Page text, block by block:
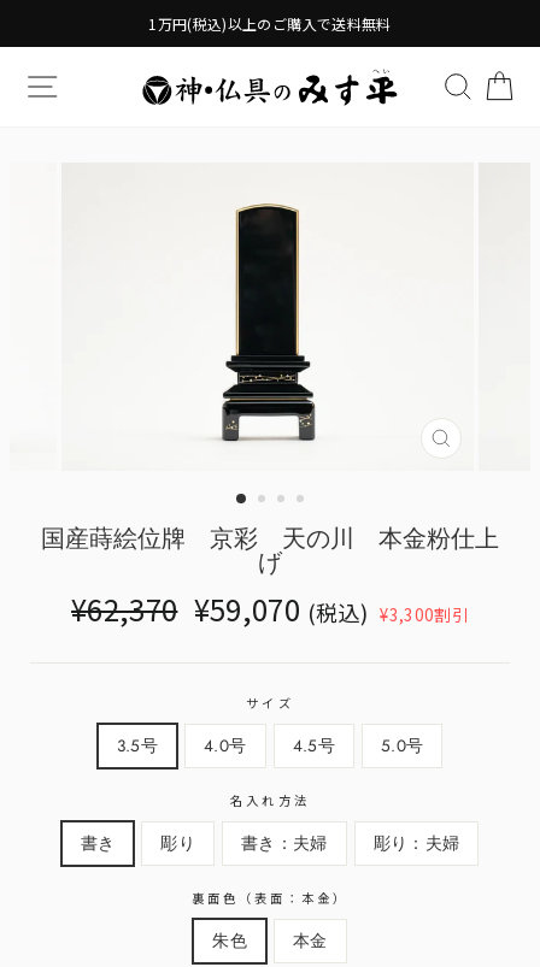
1万円(税込)以上のご購入で送料無料
TRANSLATION MISSING: 検索す
国産蒔絵位牌 京彩 天の川 本金粉仕上
げ
Translation
missing:
¥62,370
Translation
missing:
¥59,070 (税込) ¥3,300割引
サイズ
3.5号 4.0号 4.5号 5.0号
名入れ方法
書き 彫り 書き：夫婦 彫り：夫婦
裏面色（表面：本金）
朱色 本金